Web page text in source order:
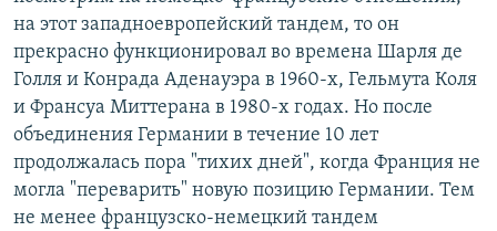
на этот западноевропейский тандем, то он
прекрасно функционировал во времена Шарля де
Голля и Конрада Аденауэра в 1960-х, Гельмута Коля
и Франсуа Миттерана в 1980-х годах. Но после
объединения Германии в течение 10 лет
продолжалась пора "тихих дней", когда Франция не
могла "переварить" новую позицию Германии. Тем
не менее французско-немецкий тандем